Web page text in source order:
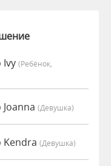
Ivy (Ребёнок,
(девушка)
Kendra (девушка)